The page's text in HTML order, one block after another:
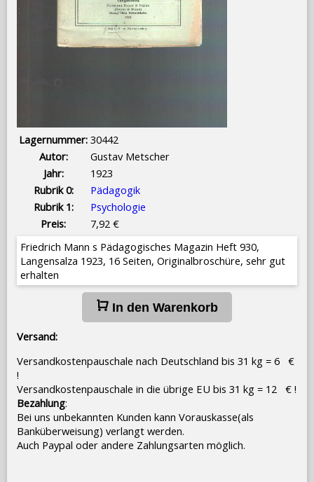
Lagernummer: 30442
Autor:
Gustav Metscher
Jahr:
1923
Rubrik 0:
Pädagogik
Rubrik 1:
Psychologie
Preis:
7,92 €
Friedrich Mann s Pädagogisches Magazin Heft 930,
Langensalza 1923, 16 Seiten, Originalbroschüre, sehr gut
erhalten
In den Warenkorb
Versand:
Versandkostenpauschale nach Deutschland bis 31 kg = 6 €
!
Versandkostenpauschale in die übrige EU bis 31 kg = 12 € !
Bezahlung:
Bei uns unbekannten Kunden kann Vorauskasse(als
Banküberweisung) verlangt werden.
Auch Paypal oder andere Zahlungsarten möglich.